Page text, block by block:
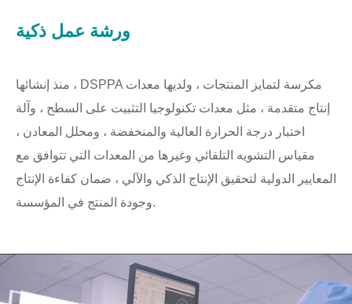
ورشة عمل ذكية
منذ إنشائها ، DSPPA مكرسة لتمايز المنتجات ، ولديها معدات
إنتاج متقدمة ، مثل معدات تكنولوجيا التثبيت على السطح ، وآلة
اختبار درجة الحرارة العالية والمنخفضة ، ومحلل المعادن ،
مقياس التشويه التلقائي وغيرها من المعدات التي تتوافق مع
المعايير الدولية لتحقيق الإنتاج الذكي والآلي ، ضمان كفاءة الإنتاج
وجودة المنتج في المؤسسة.